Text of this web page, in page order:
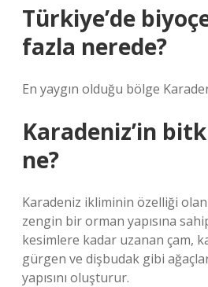
Türkiye’de
fazla nerede?
En yaygın olduğu bölge
Karadeniz’in
ne?
Karadeniz ikliminin özelliği
zengin bir orman yapısına
kesimlere kadar uzanan çam,
gürgen ve dişbudak gibi
yapısını oluşturur.